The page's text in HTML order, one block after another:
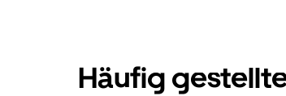
Häufig